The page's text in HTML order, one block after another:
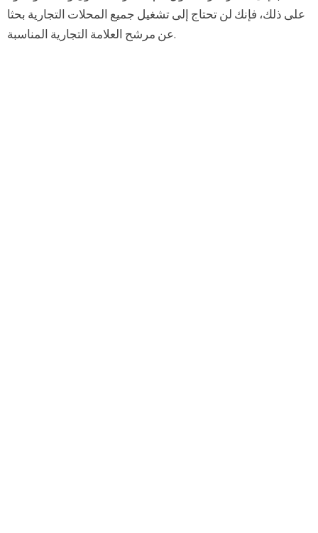
على ذلك، فإنك لن تحتاج إلى تشغيل جميع المحلات التجارية بحثا
عن مرشح العلامة التجارية المناسبة.